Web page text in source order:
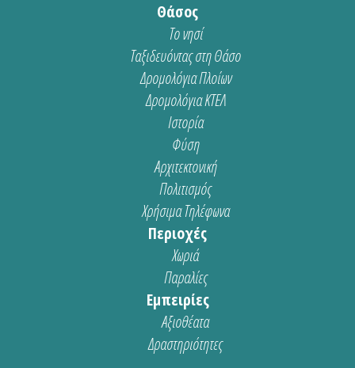
Θάσος
Το νησί
Ταξιδευόντας στη Θάσο
Δρομολόγια Πλοίων
Δρομολόγια ΚΤΕΛ
Ιστορία
Φύση
Αρχιτεκτονική
Πολιτισμός
Χρήσιμα Τηλέφωνα
Περιοχές
Χωριά
Παραλίες
Εμπειρίες
Αξιοθέατα
Δραστηριότητες